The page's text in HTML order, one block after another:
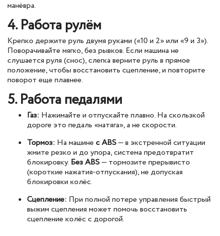
манёвра.
4. Работа рулём
Крепко держите руль двумя руками («10 и 2» или «9 и 3»).
Поворачивайте мягко, без рывков. Если машина не
слушается руля (снос), слегка верните руль в прямое
положение, чтобы восстановить сцепление, и повторите
поворот еще плавнее.
5. Работа педалями
Газ: Нажимайте и отпускайте плавно. На скользкой
дороге это педаль «натяга», а не скорости.
Тормоз: На машине с ABS— в экстренной ситуации
жмите резко и до упора, система предотвратит
блокировку. Без ABS— тормозите прерывисто
(короткие нажатия-отпускания), не допуская
блокировки колёс.
Сцепление: При полной потере управления быстрый
выжим сцепления может помочь восстановить
сцепление колёс с дорогой.